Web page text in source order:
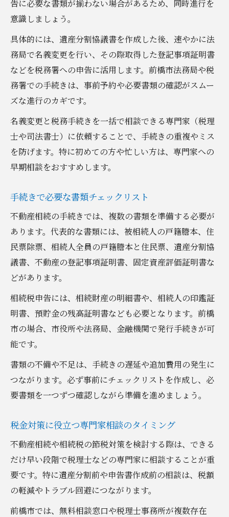
告に必要な書類が揃わない場合があるため、同時進行を
意識しましょう。
具体的には、遺産分割協議書を作成した後、速やかに法
務局で名義変更を行い、その際取得した登記事項証明書
などを税務署への申告に活用します。前橋市法務局や税
務署での手続きは、事前予約や必要書類の確認がスムー
ズな進行のカギです。
名義変更と税務手続きを一括で相談できる専門家（税理
士や司法書士）に依頼することで、手続きの重複やミス
を防げます。特に初めての方や忙しい方は、専門家への
早期相談をおすすめします。
手続きで必要な書類チェックリスト
不動産相続の手続きでは、複数の書類を準備する必要が
あります。代表的な書類には、被相続人の戸籍謄本、住
民票除票、相続人全員の戸籍謄本と住民票、遺産分割協
議書、不動産の登記事項証明書、固定資産評価証明書な
どがあります。
相続税申告には、相続財産の明細書や、相続人の印鑑証
明書、預貯金の残高証明書なども必要となります。前橋
市の場合、市役所や法務局、金融機関で発行手続きが可
能です。
書類の不備や不足は、手続きの遅延や追加費用の発生に
つながります。必ず事前にチェックリストを作成し、必
要書類を一つずつ確認しながら準備を進めましょう。
税金対策に役立つ専門家相談のタイミング
不動産相続や相続税の節税対策を検討する際は、できる
だけ早い段階で税理士などの専門家に相談することが重
要です。特に遺産分割前や申告書作成前の相談は、税額
の軽減やトラブル回避につながります。
前橋市では、無料相談窓口や税理士事務所が複数存在